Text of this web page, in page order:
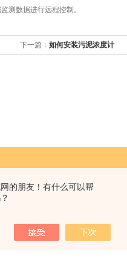
的朋友！有什么可以帮
测数据进行远程控制。
下一篇： 如何安装污泥浓度计